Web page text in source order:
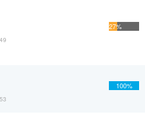
27%
100%